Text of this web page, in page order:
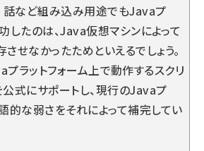
話など組み込み用途でもJavaプ
したのは、Java仮想マシンによって
せなかったためといえるでしょう。
ラットフォーム上で動作するスクリ
式にサポートし、現行のJavaプ
的な弱さをそれによって補完してい